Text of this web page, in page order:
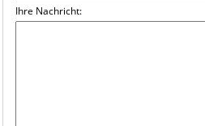
Ihre Nachricht: